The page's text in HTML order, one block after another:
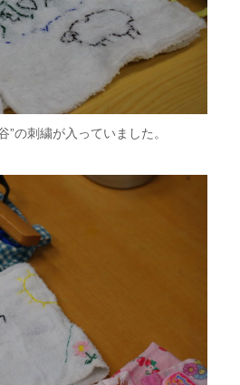
”の刺繍が入っていました。